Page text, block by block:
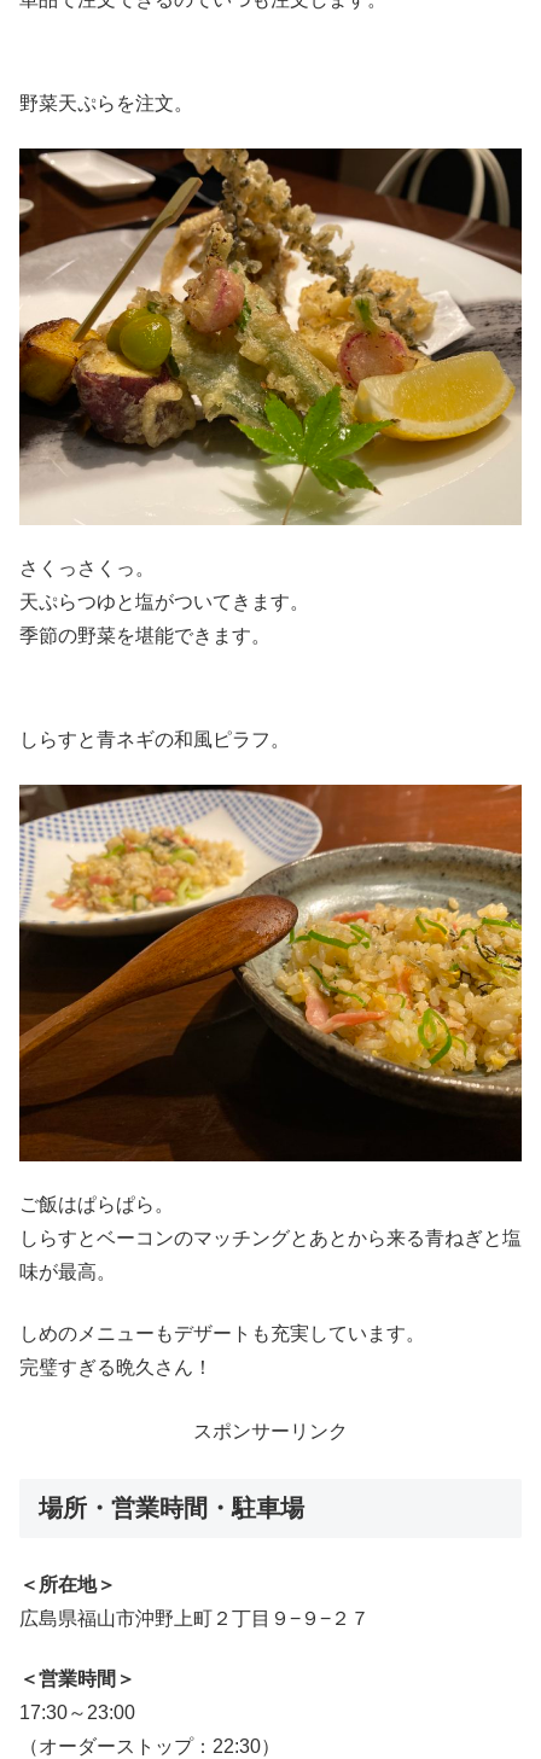
野菜天ぷらを注文。
さくっさくっ。
天ぷらつゆと塩がついてきます。
季節の野菜を堪能できます。
しらすと青ネギの和風ピラフ。
ご飯はぱらぱら。
しらすとベーコンのマッチングとあとから来る青ねぎと塩
味が最高。
しめのメニューもデザートも充実しています。
完璧すぎる晩久さん！
スポンサーリンク
場所・営業時間・駐車場
＜所在地＞
広島県福山市沖野上町２丁目９−９−２７
＜営業時間＞
17:30～23:00
（オーダーストップ：22:30）